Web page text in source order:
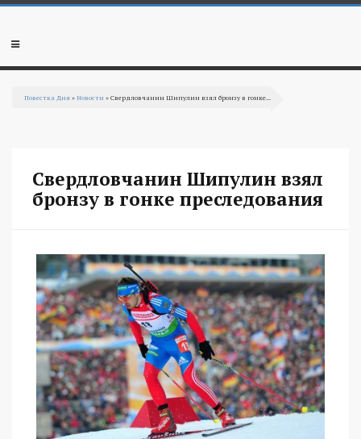
Перейти к основному содержанию
Мобильное
Повестка Дня »Новости » Свердловчанин Шипулин взял бронзу в гонке...
Свердловчанин Шипулин взял
бронзу в гонке преследования